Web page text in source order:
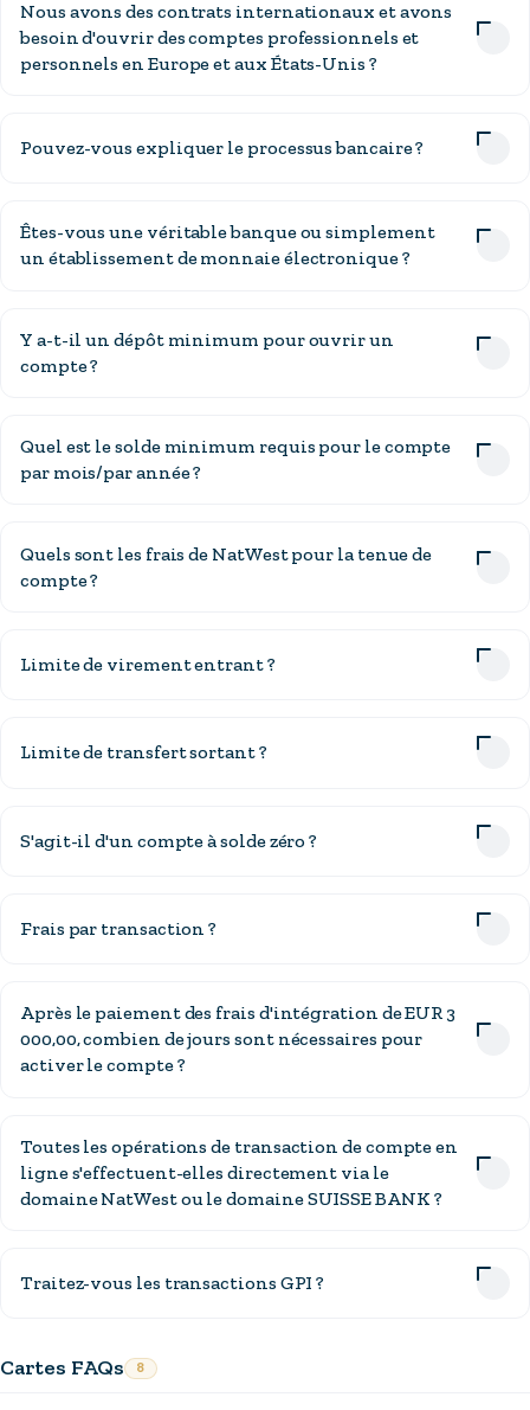
Nous avons des contrats internationaux et avons
besoin d'ouvrir des comptes professionnels et
personnels en Europe et aux États-Unis ?
Pouvez-vous expliquer le processus bancaire ?
Êtes-vous une véritable banque ou simplement
un établissement de monnaie électronique ?
Y a-t-il un dépôt minimum pour ouvrir un
compte ?
Quel est le solde minimum requis pour le compte
par mois/par année ?
Quels sont les frais de NatWest pour la tenue de
compte ?
Limite de virement entrant ?
Limite de transfert sortant ?
S'agit-il d'un compte à solde zéro ?
Frais par transaction ?
Après le paiement des frais d'intégration de EUR 3
000,00, combien de jours sont nécessaires pour
activer le compte ?
Toutes les opérations de transaction de compte en
ligne s'effectuent-elles directement via le
domaine NatWest ou le domaine SUISSE BANK ?
Traitez-vous les transactions GPI ?
Cartes FAQs 8